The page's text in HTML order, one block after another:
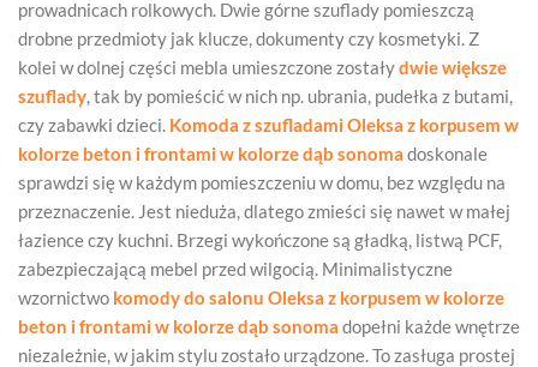
prowadnicach rolkowych. Dwie górne szuflady pomieszczą
drobne przedmioty jak klucze, dokumenty czy kosmetyki. Z
kolei w dolnej części mebla umieszczone zostałydwie większe
szuflady, tak by pomieścić w nich np. ubrania, pudełka z butami,
czy zabawki dzieci. Komoda z szufladami Oleksa z korpusem w
kolorze beton i frontami w kolorze dąb sonoma doskonale
sprawdzi się w każdym pomieszczeniu w domu, bez względu na
przeznaczenie. Jest nieduża, dlatego zmieści się nawet w małej
łazience czy kuchni. Brzegi wykończone są gładką, listwą PCF,
zabezpieczającą mebel przed wilgocią. Minimalistyczne
wzornictwo komody do salonu Oleksa z korpusem w kolorze
beton i frontami w kolorze dąb sonoma dopełni każde wnętrze
niezależnie, w jakim stylu zostało urządzone. To zasługa prostej